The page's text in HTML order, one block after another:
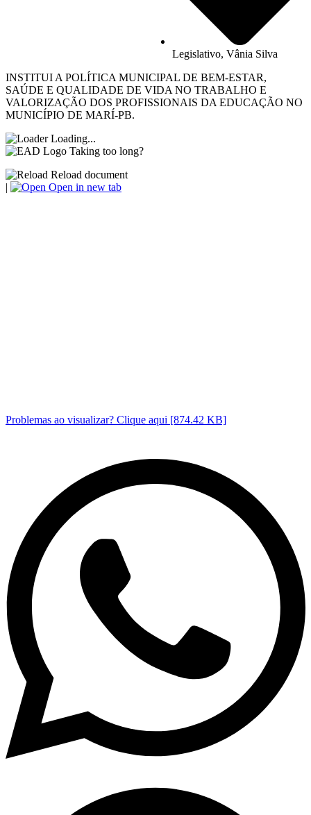
Legislativo, Vânia Silva
INSTITUI A POLÍTICA MUNICIPAL DE BEM-ESTAR,
SAÚDE E QUALIDADE DE VIDA NO TRABALHO E
VALORIZAÇÃO DOS PROFISSIONAIS DA EDUCAÇÃO NO
MUNICÍPIO DE MARÍ-PB.
Loading...
Taking too long?
Reload document
|
Open in new tab
Problemas ao visualizar? Clique aqui [874.42 KB]